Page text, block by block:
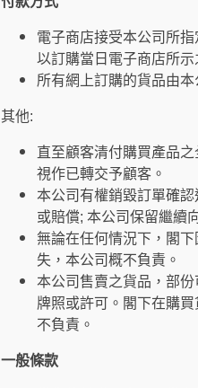
電子商店接受本公司所
以訂購當日電子商店所示
所有網上訂購的貨品由
其他:
直至顧客清付購買產品
視作已轉交予顧客。
本公司有權銷毀訂單確
或賠償; 本公司保留繼續
無論在任何情況下，閣
失，本公司概不負責。
本公司售賣之貨品，部
牌照或許可。閣下在購
不負責。
一般條款